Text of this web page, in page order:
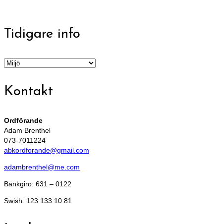
Tidigare info
Tidigare
Kontakt
Ordförande
Adam Brenthel
073-7011224
abkordforande@gmail.com
adambrenthel@me.com
Bankgiro: 631 – 0122
Swish: 123 133 10 81